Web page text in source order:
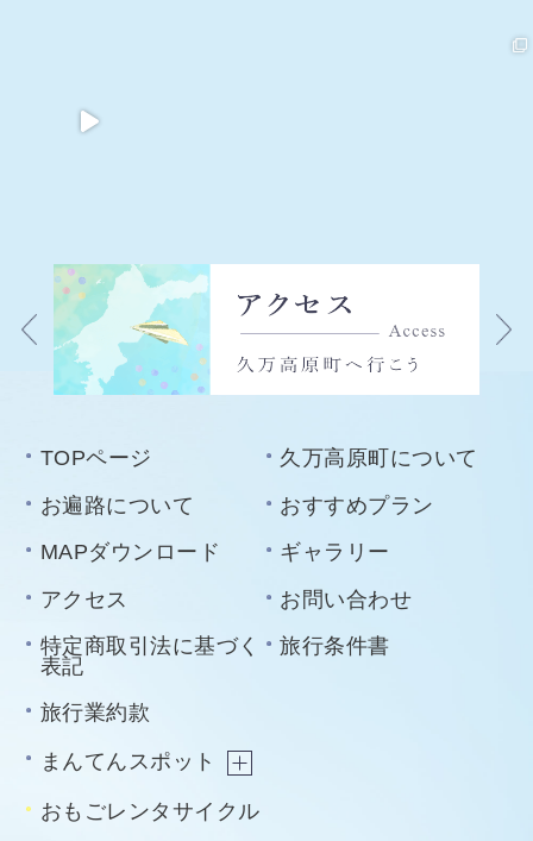
TOPページ
久万高原町について
お遍路について
おすすめプラン
MAPダウンロード
ギャラリー
アクセス
お問い合わせ
特定商取引法に基づく
表記
旅行条件書
旅行業約款
まんてんスポット
おもごレンタサイクル